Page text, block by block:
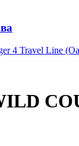
4 Travel Line